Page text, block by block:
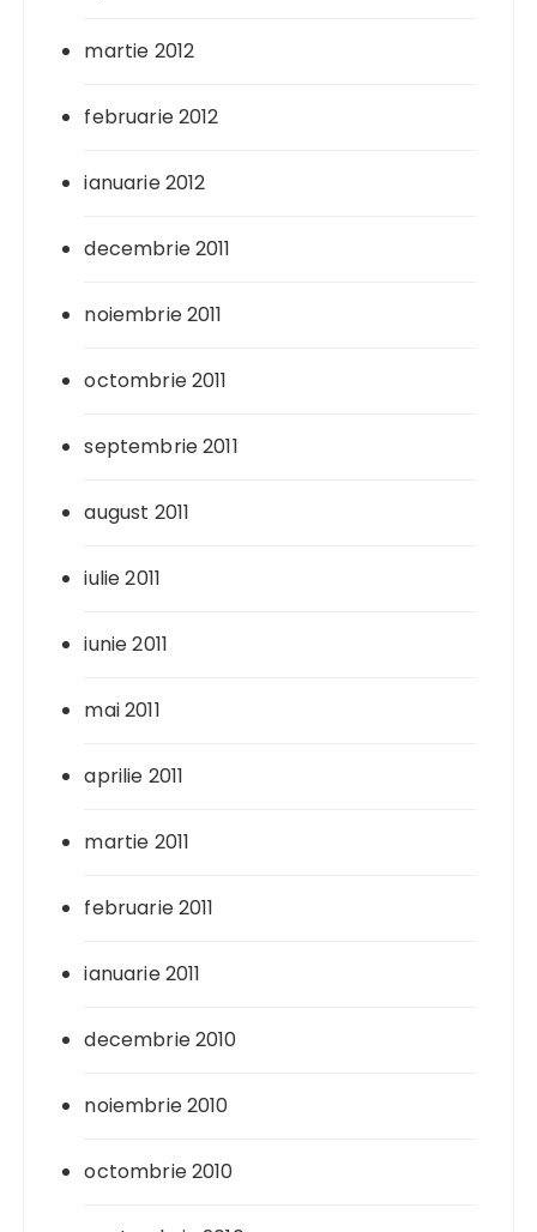
martie 2012
februarie 2012
ianuarie 2012
decembrie 2011
noiembrie 2011
octombrie 2011
septembrie 2011
august 2011
iulie 2011
iunie 2011
mai 2011
aprilie 2011
martie 2011
februarie 2011
ianuarie 2011
decembrie 2010
noiembrie 2010
octombrie 2010